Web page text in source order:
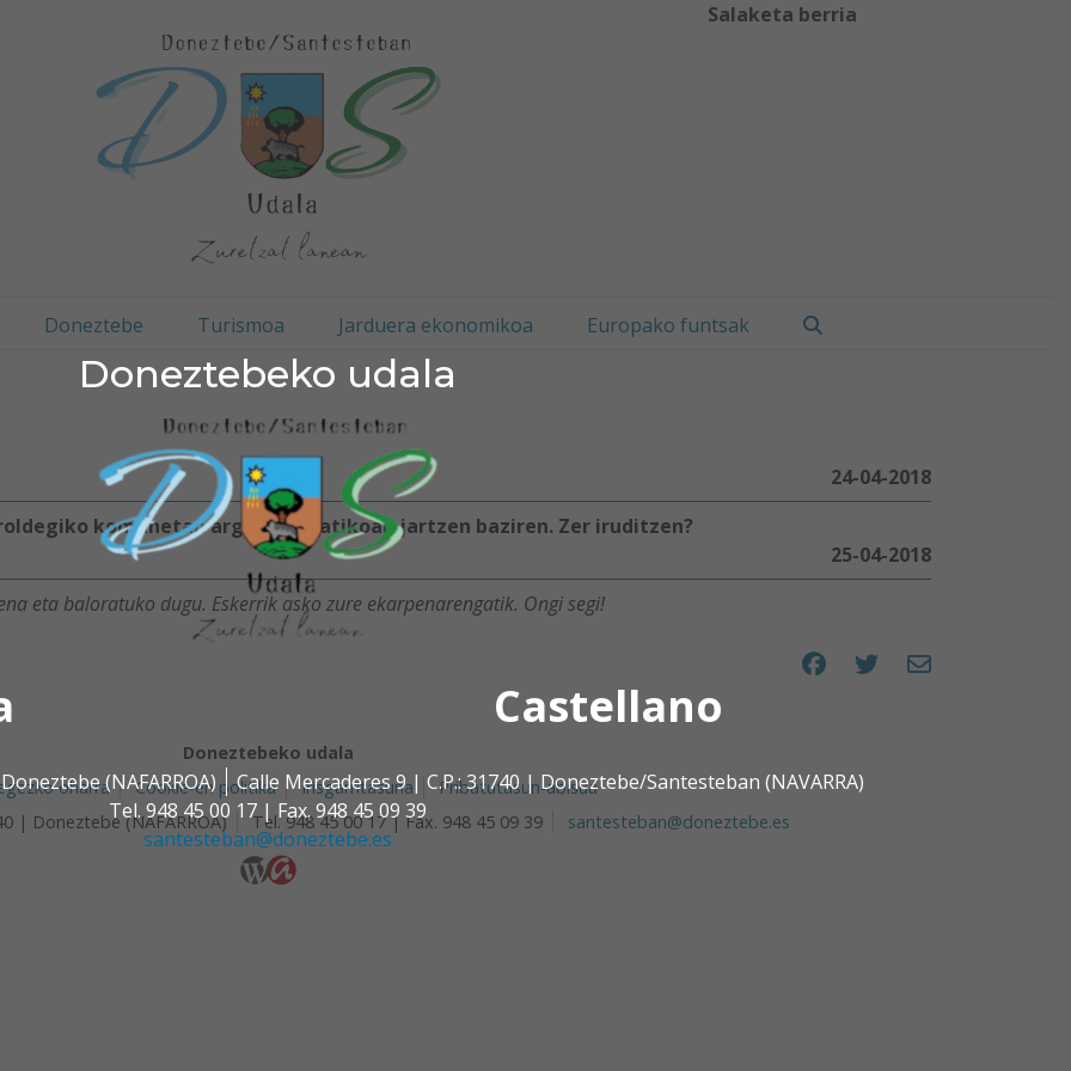
Doneztebeko udala
Castellano
(NAFARROA)
Calle Mercaderes 9 | C.P.: 31740 | Doneztebe/Santesteban (NAVARRA)
Tel. 948 45 00 17 | Fax. 948 45 09 39
santesteban@doneztebe.es
Salaketa berria
Doneztebe Turismoa Jarduera ekonomikoa Europako funtsak
24-04-2018
komunetan argi automatikoak jartzen baziren. Zer iruditzen?
25-04-2018
eta baloratuko dugu. Eskerrik asko zure ekarpenarengatik. Ongi segi!
Compartir en Facebook
Compartir en
Compartir por
Doneztebeko udala
oharra
Cookie-en politika Irisgarritasuna
Pribatutasun-abisua
| Doneztebe (NAFARROA)
Tel. 948 45 00 17 | Fax. 948 45 09 39 santesteban@doneztebe.es